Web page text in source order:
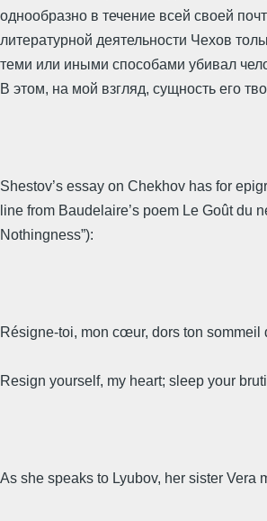
однообразно в течение всей своей
литературной деятельности Чехов
теми или иными способами убивал
В этом, на мой взгляд, сущность его
Shestov’s essay on Chekhov has for
line from Baudelaire’s poem Le Goût du
Nothingness”):
Résigne-toi, mon cœur, dors ton sommeil
Resign yourself, my heart; sleep your
As she speaks to Lyubov, her sister Vera